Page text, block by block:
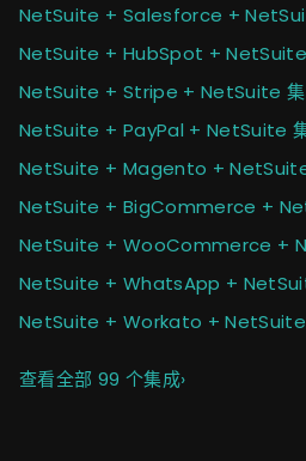
NetSuite + Salesforce +
NetSuite + HubSpot + NetSuite
NetSuite + Stripe + NetSuite
NetSuite + PayPal + NetSuite
NetSuite + Magento +
NetSuite + BigCommerce +
NetSuite + WooCommerce +
NetSuite + WhatsApp +
NetSuite + Workato + NetSuite
查看全部 99 个集成›